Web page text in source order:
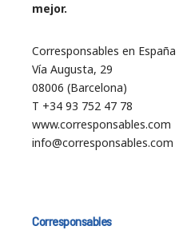
mejor.
Corresponsables en España
Vía Augusta, 29
08006 (Barcelona)
T +34 93 752 47 78
www.corresponsables.com
info@corresponsables.com
Corresponsables